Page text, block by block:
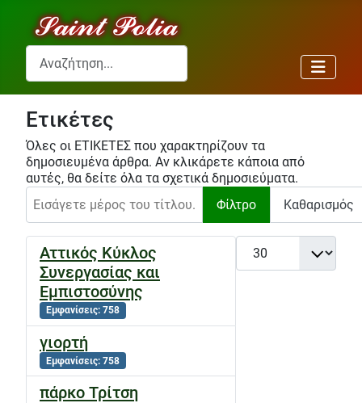
Αναζήτηση...
Ετικέτες
Όλες οι ΕΤΙΚΕΤΕΣ που χαρακτηρίζουν τα
δημοσιευμένα άρθρα. Αν κλικάρετε κάποια από
αυτές, θα δείτε όλα τα σχετικά δημοσιεύματα.
Εισάγετε μέρος του τίτλου.
Φίλτρο Καθαρισμός
Εμφάνιση #
Αττικός Κύκλος
Συνεργασίας και
Εμπιστοσύνης
Εμφανίσεις: 758
γιορτή
Εμφανίσεις: 758
πάρκο Τρίτση